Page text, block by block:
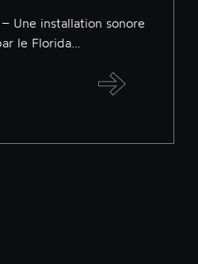
– Une installation sonore
le Florida…